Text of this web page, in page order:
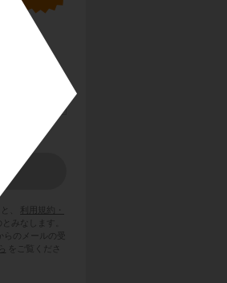
、
利用規約・
みなします。
のメールの受
をご覧くださ